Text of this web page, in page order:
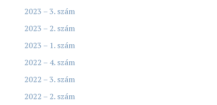
2023 – 3. szám
2023 – 2. szám
2023 – 1. szám
2022 – 4. szám
2022 – 3. szám
2022 – 2. szám